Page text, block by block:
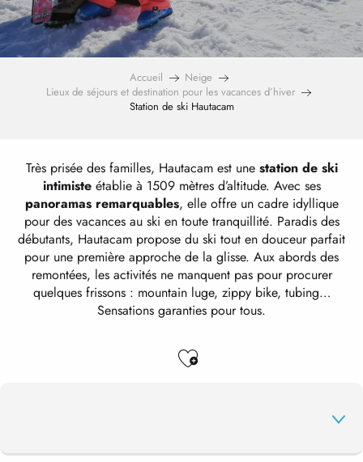
Accueil
Neige
Lieux de séjours et destination pour les vacances d’hiver
Station de ski Hautacam
Très prisée des familles, Hautacam est une station de ski
intimisteétablie à 1509 mètres d’altitude. Avec ses
panoramas remarquables, elle offre un cadre idyllique
pour des vacances au ski en toute tranquillité. Paradis des
débutants, Hautacam propose du ski tout en douceur parfait
pour une première approche de la glisse. Aux abords des
remontées, les activités ne manquent pas pour procurer
quelques frissons : mountain luge, zippy bike, tubing…
Sensations garanties pour tous.
Ajouter aux